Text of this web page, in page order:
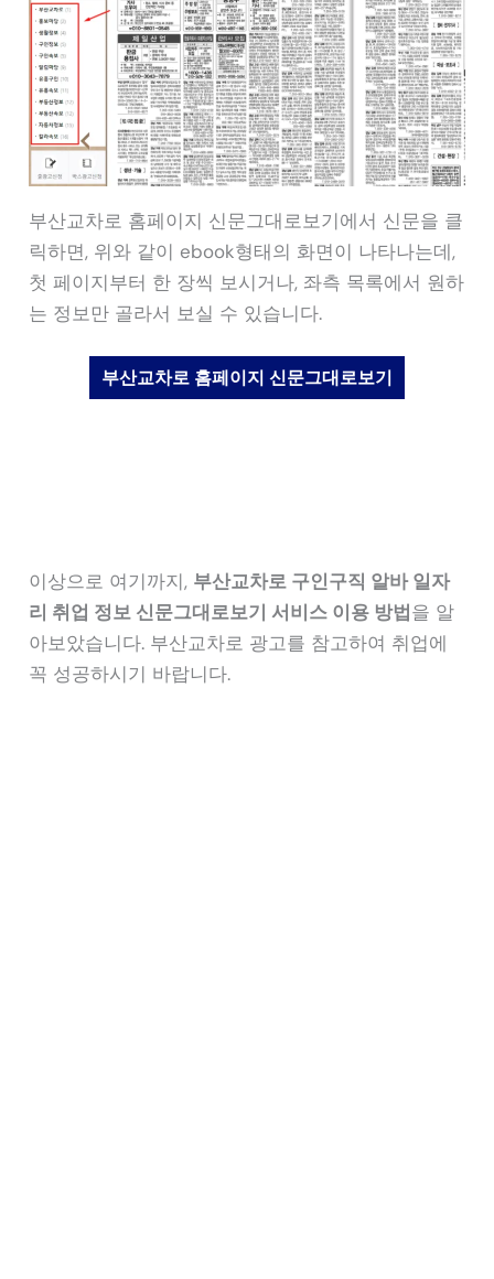
부산교차로 홈페이지 신문그대로보기에서 신문을 클
릭하면, 위와 같이 ebook형태의 화면이 나타나는데,
첫 페이지부터 한 장씩 보시거나, 좌측 목록에서 원하
는 정보만 골라서 보실 수 있습니다.
부산교차로 홈페이지 신문그대로보기
이상으로 여기까지, 부산교차로 구인구직 알바 일자
리 취업 정보 신문그대로보기 서비스 이용 방법을 알
아보았습니다. 부산교차로 광고를 참고하여 취업에
꼭 성공하시기 바랍니다.